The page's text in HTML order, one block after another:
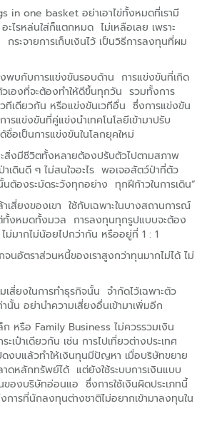
in one basket อย่าเอาไข่ทั้งหมดที่เรามี
ะไรหล่นใส่ก็แตกหมด ไม่เหลือเลย เพราะ
ระจายการเก็บเงินไว้ เป็นวิธีการลงทุนที่ผม
พบกับการแข่งขันรอบด้าน การแข่งขันที่เกิด
เองที่จะต้องทำให้ดีขึ้นทุกวัน รวมทั้งการ
ทีเดียวกัน หรือแข่งขันเวทีอื่น ซึ่งการแข่งขัน
รแข่งขันที่คู่แข่งนำเทคโนโลยีเข้ามาปรับ
อเป็นการแข่งขันในโลกยุคใหม่
งมีชีวิตทั้งหลายต้องปรับตัวไปตามสภาพ
เดินดี ๆ ไม่สนใจอะไร พอเจอสัตว์ป่าที่ตัว
ต้องระมัดระวังทุกอย่าง ทุกฝีก้าวในการเดิน”
เสี่ยงของเขา ใช้กับเฉพาะในบางสถานการณ์
ทั้งหมดทั้งมวล การลงทุนทุกรูปแบบจะต้อง
ม่มากไม่น้อยไปกว่ากัน หรืออยู่ที่ 1 : 1
จนอัตราส่วนหนี้ของเราสูงกว่าทุนมากไม่ได้ ไม่
เสี่ยงในการทำธุรกิจนั้น จำกัดไว้เฉพาะตัว
นั้น อย่านำความเสี่ยงอื่นเข้ามาเพิ่มอีก
ก หรือ Family Business ไม่ควรรวมเงิน
เป๋าเดียวกัน เช่น การไปเที่ยวต่างประเทศ
งบแล้วทำให้เงินทุนมีปัญหา เมื่อบริษัทขยาย
ดหลักทรัพย์ได้ แต่ยังใช้ระบบการเงินแบบ
ของบริษัทอ่อนแอ ซึ่งการใช้เงินผิดประเภทนี้
การที่นักลงทุนต่างชาติไม่อยากเข้ามาลงทุนใน